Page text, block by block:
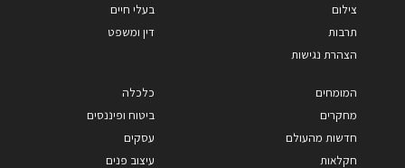
צילום
תרבות
הצהרת נגישות
בעלי חיים
דין ומשפט
המומחים
מחקרים
חדשות מהעולם
חקלאות
כלכלה
ביטוח ופיננסים
עסקים
עיצוב פנים